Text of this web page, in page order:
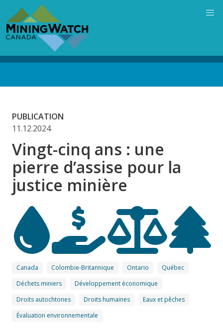
main
content
PUBLICATION
11.12.2024
Vingt-cinq ans : une
pierre d’assise pour la
justice minière
Canada Colombie-Britannique Ontario
Québec
Déchets miniers
Développement économique
Droits autochtones
Droits humaines
Eaux et pêches
Évaluation environnementale